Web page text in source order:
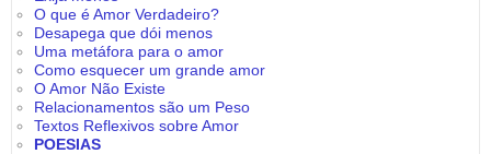
O que é Amor Verdadeiro?
Desapega que dói menos
Uma metáfora para o amor
Como esquecer um grande amor
O Amor Não Existe
Relacionamentos são um Peso
Textos Reflexivos sobre Amor
POESIAS